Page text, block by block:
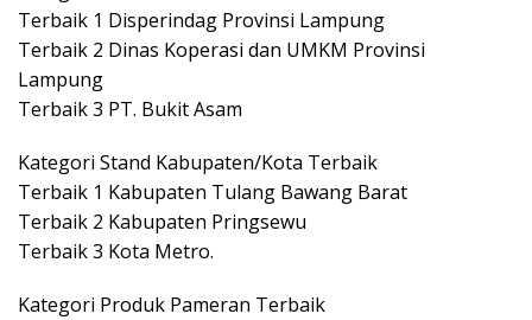
Terbaik 1 Disperindag Provinsi Lampung
Terbaik 2 Dinas Koperasi dan UMKM Provinsi
Lampung
Terbaik 3 PT. Bukit Asam
Kategori Stand Kabupaten/Kota Terbaik
Terbaik 1 Kabupaten Tulang Bawang Barat
Terbaik 2 Kabupaten Pringsewu
Terbaik 3 Kota Metro.
Kategori Produk Pameran Terbaik